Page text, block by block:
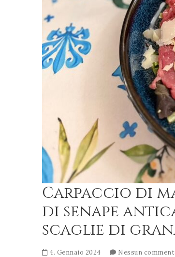
Carpaccio di
di senape
scaglie di grana
4. Gennaio 2024 Nessun